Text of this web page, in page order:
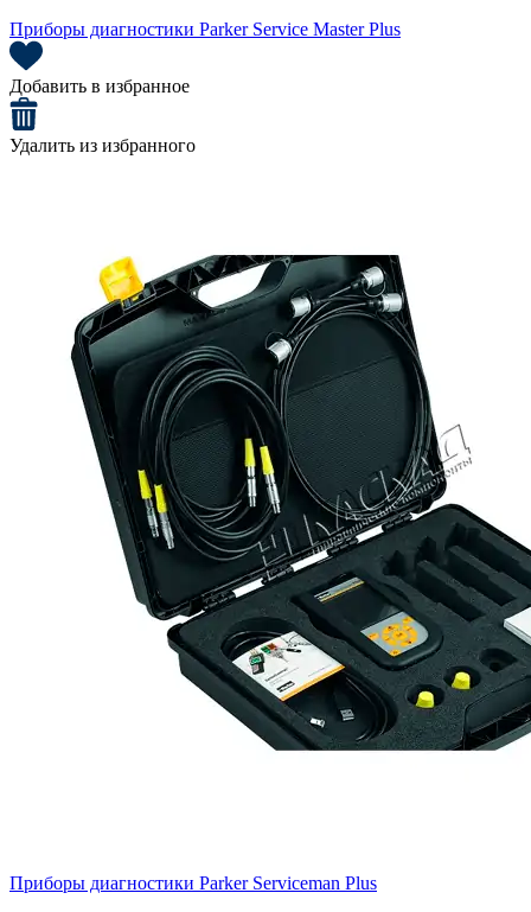
Приборы диагностики Parker Service Master Plus
Добавить в избранное
Удалить из избранного
Приборы диагностики Parker Serviceman Plus